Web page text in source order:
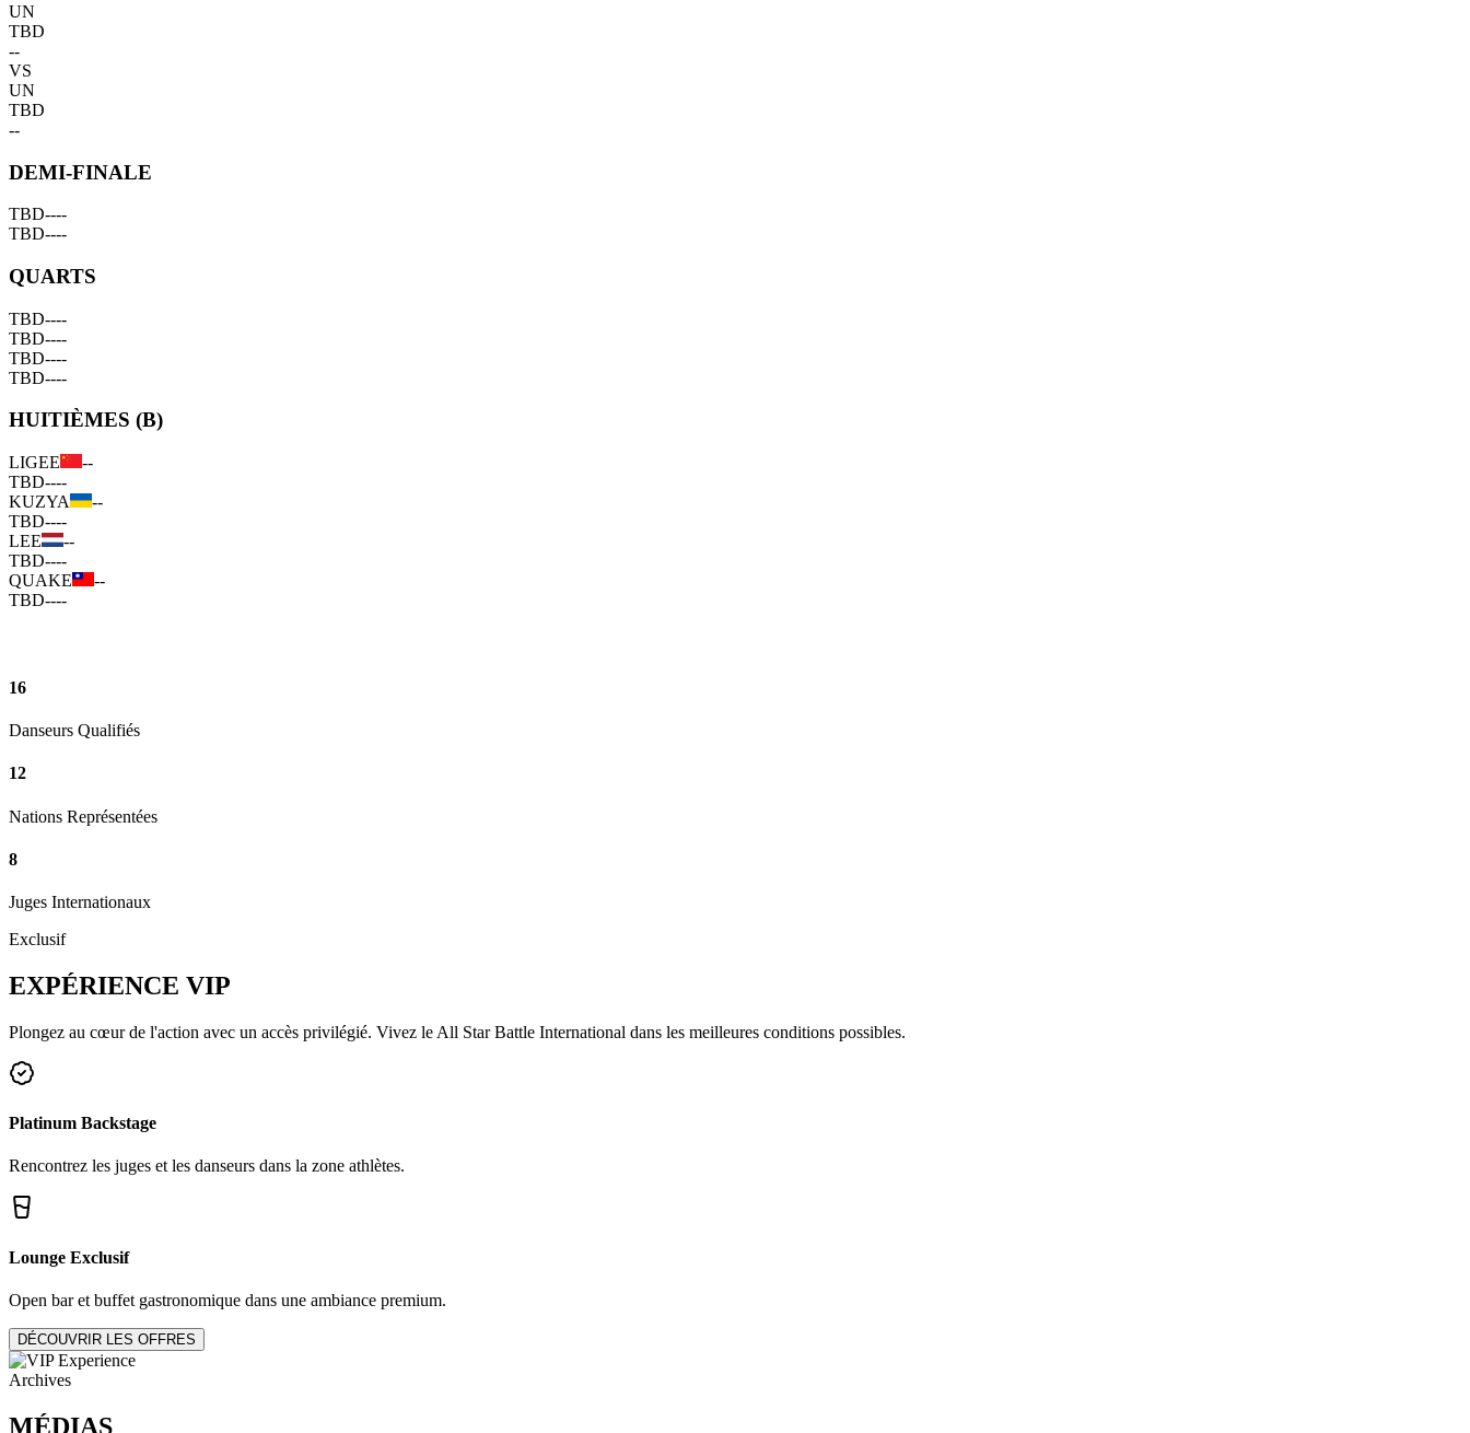
UN
TBD
--
VS
UN
TBD
--
DEMI-FINALE
TBD----
TBD----
QUARTS
TBD----
TBD----
TBD----
TBD----
HUITIÈMES (B)
LIGEE
--
TBD----
KUZYA
--
TBD----
LEE
--
TBD----
QUAKE
--
TBD----
16
Danseurs Qualifiés
12
Nations Représentées
8
Juges Internationaux
Exclusif
EXPÉRIENCE VIP
Plongez au cœur de l'action avec un accès privilégié. Vivez le All Star Battle International dans les meilleures conditions possibles.
Platinum Backstage
Rencontrez les juges et les danseurs dans la zone athlètes.
Lounge Exclusif
Open bar et buffet gastronomique dans une ambiance premium.
DÉCOUVRIR LES OFFRES
Archives
MÉDIAS